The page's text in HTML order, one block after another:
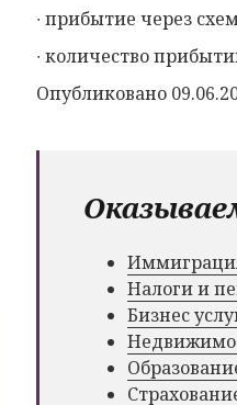
∙ прибытие через
∙ количество
Опубликовано
Налоги и
Бизнес